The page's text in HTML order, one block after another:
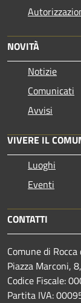
NOVITÀ
Notizie
Comunicati
Avvisi
VIVERE IL
Luoghi
Eventi
CONTATTI
Comune di Rocca
Piazza Marconi,
Codice Fiscale:
Partita IVA: